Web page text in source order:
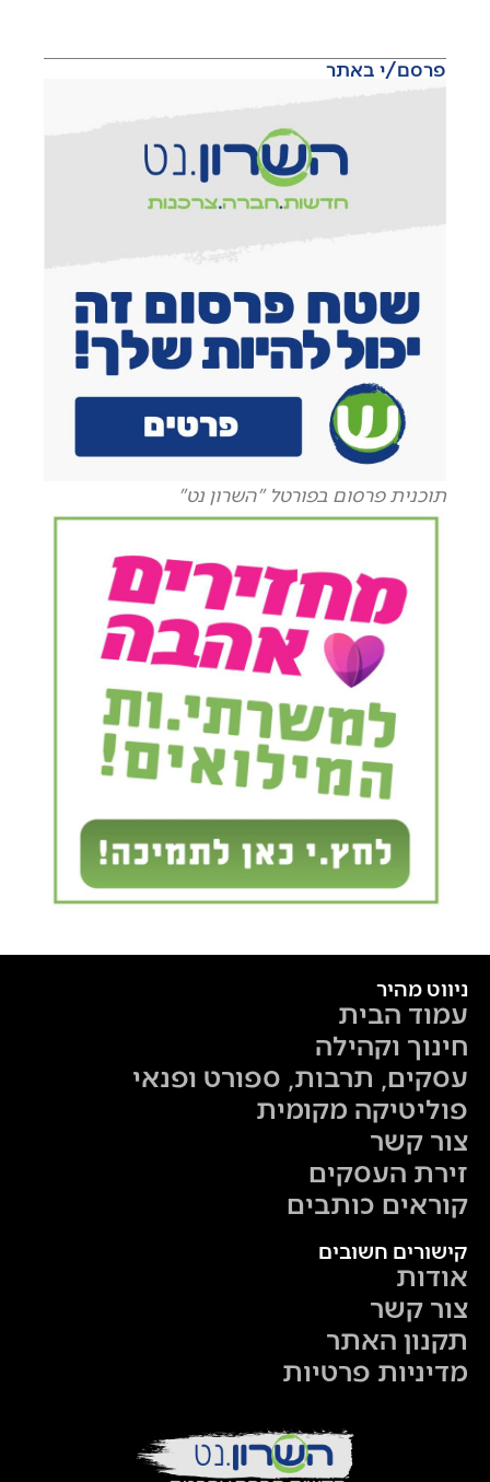
פרסם/י באתר
תוכנית פרסום בפורטל "השרון נט"
ניווט מהיר
עמוד הבית
חינוך וקהילה
עסקים, תרבות, ספורט ופנאי
פוליטיקה מקומית
צור קשר
זירת העסקים
קוראים כותבים
קישורים חשובים
אודות
צור קשר
תקנון האתר
מדיניות פרטיות